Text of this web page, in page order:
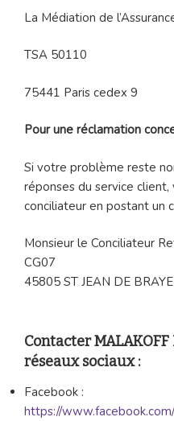
La Médiation de
TSA 50110
75441 Paris cedex 9
Pour une réclamation
Si votre problème reste
réponses du service client,
conciliateur en postant un
Monsieur le Conciliateur
CG07
45805 ST JEAN DE
Contacter
réseaux sociaux :
Facebook :
https://